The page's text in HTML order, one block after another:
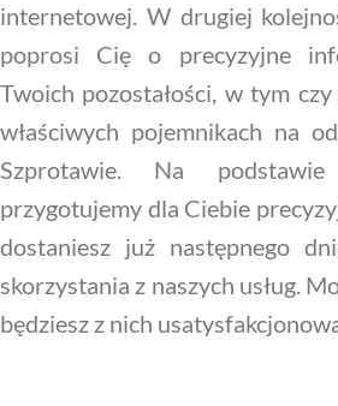
internetowej. W drugiej
poprosi Cię o precyzyjne
Twoich pozostałości, w tym
właściwych pojemnikach na
Szprotawie. Na
przygotujemy dla Ciebie
dostaniesz już następnego
skorzystania z naszych usług.
będziesz z nich